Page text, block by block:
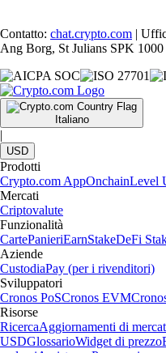
Contatto: chat.crypto.com |
Ang Borg, St Julians SPK
Italiano
|
USD
Prodotti
Crypto.com AppOnchainLevel
Mercati
Criptovalute
Funzionalità
CartePanieriEarnStakeDeFi
Aziende
CustodiaPay (per i rivenditori)
Sviluppatori
Cronos PoSCronos EVM
Risorse
RicercaAggiornamenti di
USDGlossarioWidget di prezzo